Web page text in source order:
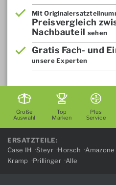
Mit
Preisvergleich
Nachbauteil sehen
Gratis Fach- und
unsere Experten
Große
Auswahl
Top
Marken
Plus
Service
ERSATZTEILE:
Case IH
Steyr Horsch Amazone
Kramp
Prillinger Alle